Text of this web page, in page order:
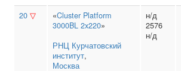
20 ▽ «Cluster Platform
3000BL 2x220»
РНЦ Курчатовский
институт,
Москва
н/д
2576
н/д